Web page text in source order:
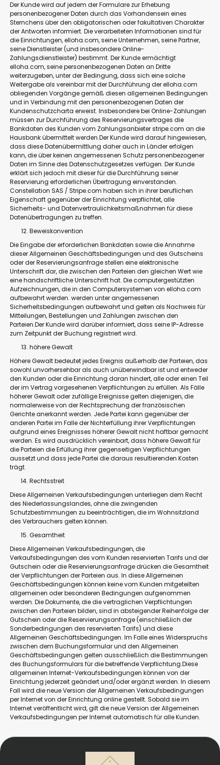
Der Kunde wird auf jedem der Formulare zur Erhebung
personenbezogener Daten durch das Vorhandensein eines
Sternchens über den obligatorischen oder fakultativen Charakter
der Antworten informiert. Die verarbeiteten Informationen sind für
die Einrichtungen, elloha.com, seine Unternehmen, seine Partner,
seine Dienstleister (und insbesondere Online-
Zahlungsdienstleister) bestimmt. Der Kunde ermächtigt
elloha.com, seine personenbezogenen Daten an Dritte
weiterzugeben, unter der Bedingung, dass sich eine solche
Weitergabe als vereinbar mit der Durchführung der elloha.com
obliegenden Vorgänge gemäß diesen allgemeinen Bedingungen
und in Verbindung mit den personenbezogenen Daten der
Kundenschutzcharta erweist. Insbesondere bei Online-Zahlungen
müssen zur Durchführung des Reservierungsvertrages die
Bankdaten des Kunden vom Zahlungsanbieter stripe.com an die
Hausbank übermittelt werden.Der Kunde wird darauf hingewiesen,
dass diese Datenübermittlung daher auch in Länder erfolgen
kann, die über keinen angemessenen Schutz personenbezogener
Daten im Sinne des Datenschutzgesetzes verfügen. Der Kunde
erklärt sich jedoch mit dieser für die Durchführung seiner
Reservierung erforderlichen Übertragung einverstanden.
Constellation SAS / Stripe.com haben sich in ihrer beruflichen
Eigenschaft gegenüber der Einrichtung verpflichtet, alle
Sicherheits- und Datenvertraulichkeitsmaßnahmen für diese
Datenübertragungen zu treffen.
Beweiskonvention
Die Eingabe der erforderlichen Bankdaten sowie die Annahme
dieser Allgemeinen Geschäftsbedingungen und des Gutscheins
oder der Reservierungsanfrage stellen eine elektronische
Unterschrift dar, die zwischen den Parteien den gleichen Wert wie
eine handschriftliche Unterschrift hat. Die computergestützten
Aufzeichnungen, die in den Computersystemen von elloha.com
aufbewahrt werden. werden unter angemessenen
Sicherheitsbedingungen aufbewahrt und gelten als Nachweis für
Mitteilungen, Bestellungen und Zahlungen zwischen den
Parteien.Der Kunde wird darüber informiert, dass seine IP-Adresse
zum Zeitpunkt der Buchung registriert wird.
höhere Gewalt
Höhere Gewalt bedeutet jedes Ereignis außerhalb der Parteien, das
sowohl unvorhersehbar als auch unüberwindbar ist und entweder
den Kunden oder die Einrichtung daran hindert, alle oder einen Teil
der im Vertrag vorgesehenen Verpflichtungen zu erfüllen. Als Fälle
höherer Gewalt oder zufällige Ereignisse gelten diejenigen, die
normalerweise von der Rechtsprechung der französischen
Gerichte anerkannt werden. Jede Partei kann gegenüber der
anderen Partei im Falle der Nichterfüllung ihrer Verpflichtungen
aufgrund eines Ereignisses höherer Gewalt nicht haftbar gemacht
werden. Es wird ausdrücklich vereinbart, dass höhere Gewalt für
die Parteien die Erfüllung ihrer gegenseitigen Verpflichtungen
aussetzt und dass jede Partei die daraus resultierenden Kosten
trägt.
Rechtsstreit
Diese Allgemeinen Verkaufsbedingungen unterliegen dem Recht
des Niederlassungslandes, ohne die zwingenden
Schutzbestimmungen zu beeinträchtigen, die im Wohnsitzland
des Verbrauchers gelten können.
Gesamtheit
Diese Allgemeinen Verkaufsbedingungen, die
Verkaufsbedingungen des vom Kunden reservierten Tarifs und der
Gutschein oder die Reservierungsanfrage drücken die Gesamtheit
der Verpflichtungen der Parteien aus. In diese Allgemeinen
Geschäftsbedingungen können keine vom Kunden mitgeteilten
allgemeinen oder besonderen Bedingungen aufgenommen
werden. Die Dokumente, die die vertraglichen Verpflichtungen
zwischen den Parteien bilden, sind in absteigender Reihenfolge der
Gutschein oder die Reservierungsanfrage (einschließlich der
Sonderbedingungen des reservierten Tarifs) und diese
Allgemeinen Geschäftsbedingungen. Im Falle eines Widerspruchs
zwischen dem Buchungsformular und den Allgemeinen
Geschäftsbedingungen gelten ausschließlich die Bestimmungen
des Buchungsformulars für die betreffende Verpflichtung.Diese
allgemeinen Internet-Verkaufsbedingungen können von der
Einrichtung jederzeit geändert und/oder ergänzt werden. In diesem
Fall wird die neue Version der Allgemeinen Verkaufsbedingungen
per Internet von der Einrichtung online gestellt. Sobald sie im
Internet veröffentlicht wird, gilt die neue Version der Allgemeinen
Verkaufsbedingungen per Internet automatisch für alle Kunden.